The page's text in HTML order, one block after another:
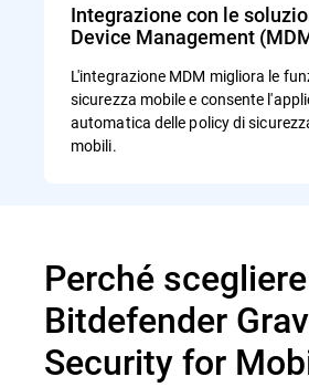
Integrazione con le
Device Management
L'integrazione MDM migliora le
sicurezza mobile e consente
automatica delle policy di
mobili.
Perché scegliere
Bitdefender
Security for